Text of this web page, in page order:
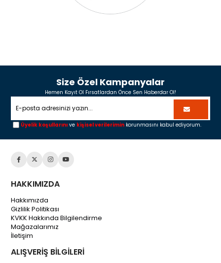
Size Özel Kampanyalar
Hemen Kayıt Ol Fırsatlardan Önce Sen Haberdar Ol!
Üyelik koşullarını ve kişisel verilerimin korunmasını kabul ediyorum.
HAKKIMIZDA
Hakkımızda
Gizlilik Politikası
KVKK Hakkında Bilgilendirme
Mağazalarımız
İletişim
ALIŞVERİŞ BİLGİLERİ